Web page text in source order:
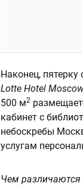
Наконец,
Lotte Hotel
500 м2
кабинет с
небоскребы
услугам
Чем различаются